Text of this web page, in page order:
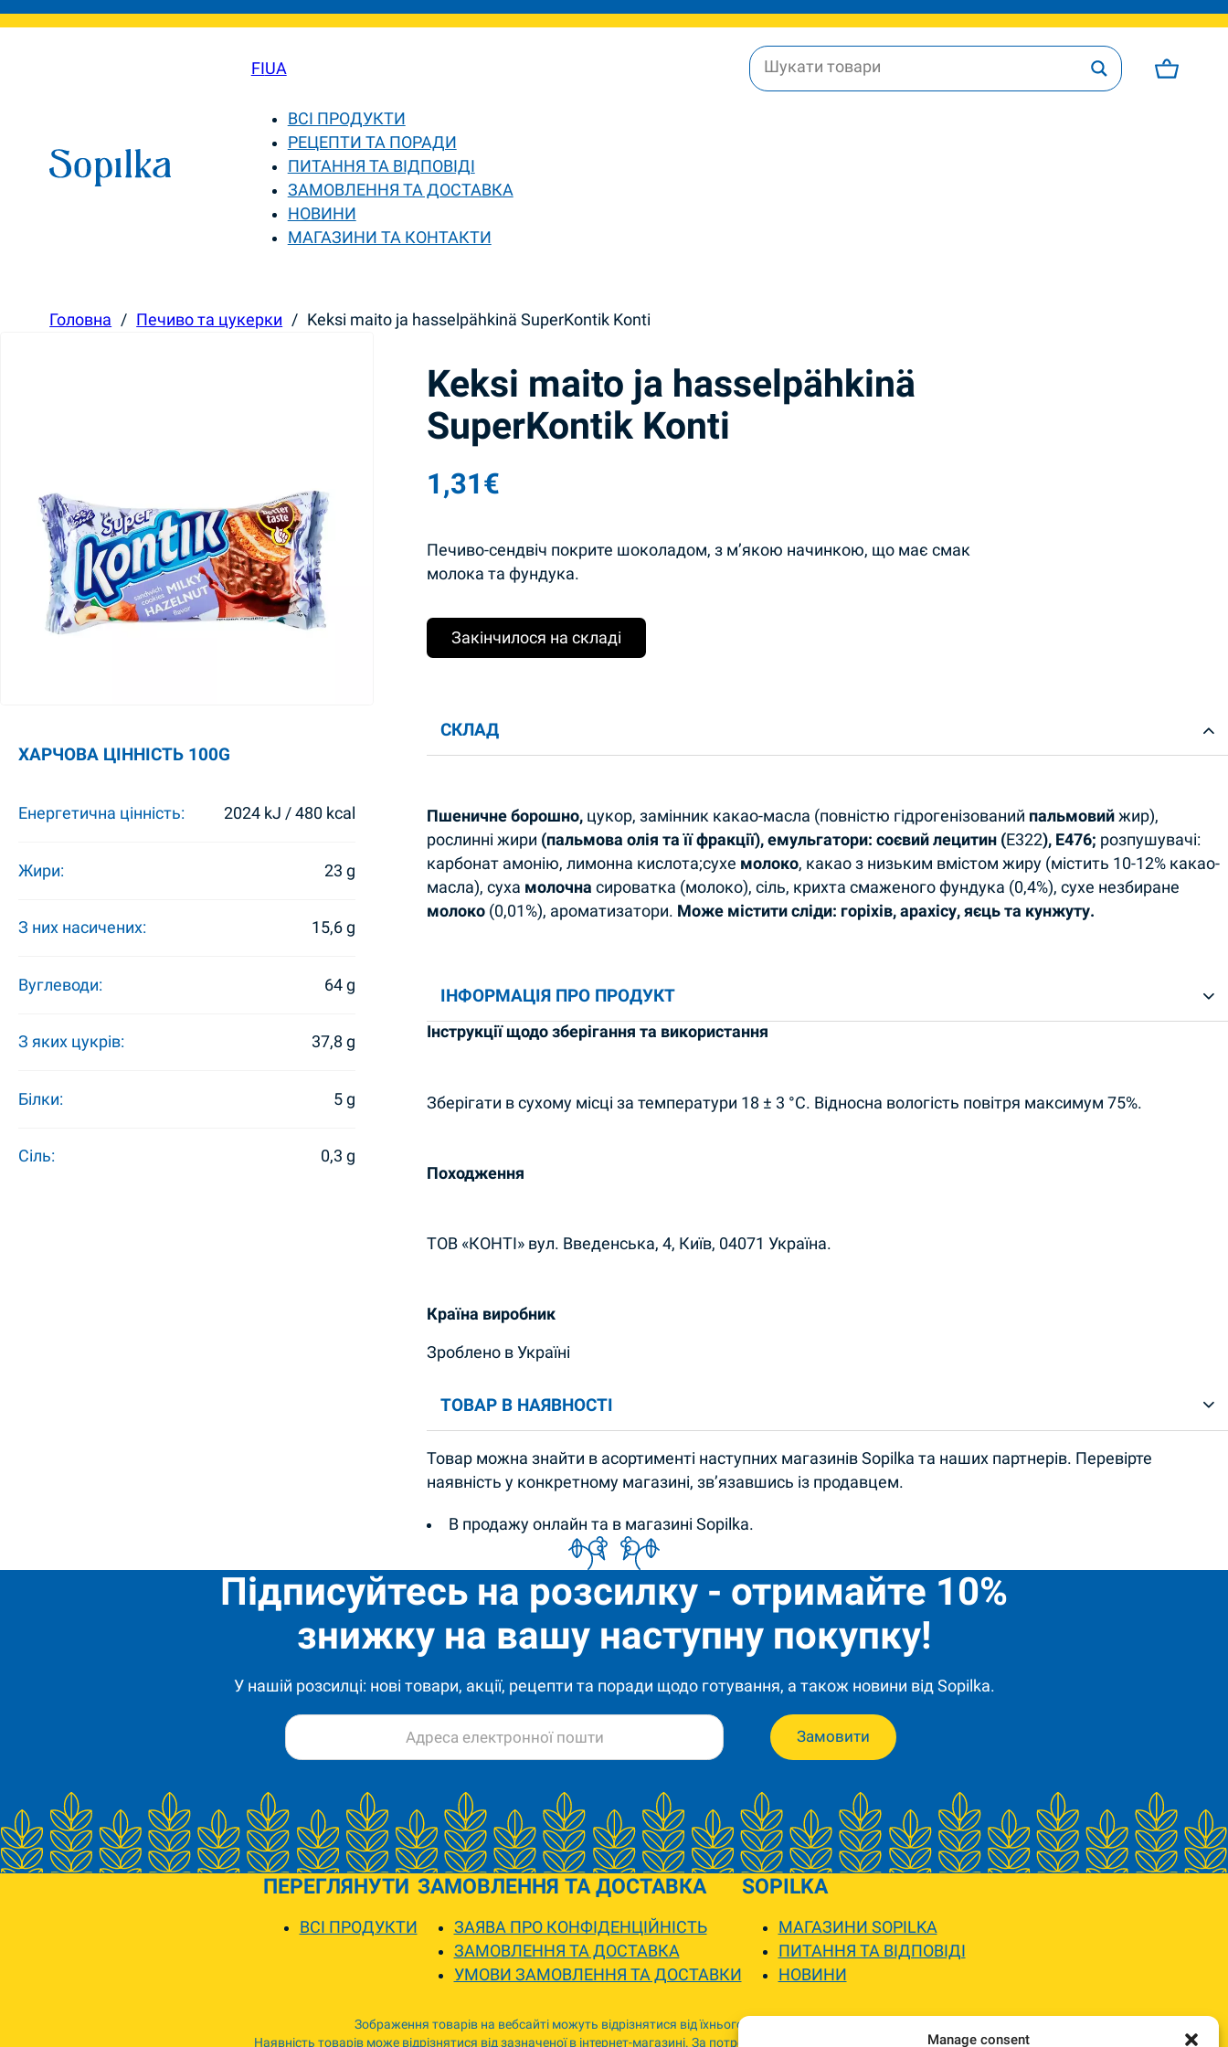
Manage consent
FIUA
ВСІ ПРОДУКТИ
РЕЦЕПТИ ТА ПОРАДИ
ПИТАННЯ ТА ВІДПОВІДІ
ЗАМОВЛЕННЯ ТА ДОСТАВКА
НОВИНИ
МАГАЗИНИ ТА КОНТАКТИ
Головна / Печиво та цукерки / Keksi maito ja hasselpähkinä SuperKontik Konti
Keksi maito ja hasselpähkinä
SuperKontik Konti
1,31€
Печиво-сендвіч покрите шоколадом, з м’якою начинкою, що має смак
молока та фундука.
Закінчилося на складі
ХАРЧОВА ЦІННІСТЬ 100G
Енергетична цінність: 2024 kJ / 480 kcal
Жири: 23 g
З них насичених: 15,6 g
Вуглеводи: 64 g
З яких цукрів: 37,8 g
Білки: 5 g
Сіль: 0,3 g
СКЛАД
Пшеничне борошно, цукор, замінник какао-масла (повністю гідрогенізований пальмовий жир),
рослинні жири (пальмова олія та її фракції), емульгатори: соєвий лецитин (Е322), Е476; розпушувачі:
карбонат амонію, лимонна кислота;сухе молоко, какао з низьким вмістом жиру (містить 10-12% какао-
масла), суха молочна сироватка (молоко), сіль, крихта смаженого фундука (0,4%), сухе незбиране
молоко (0,01%), ароматизатори. Може містити сліди: горіхів, арахісу, яєць та кунжуту.
ІНФОРМАЦІЯ ПРО ПРОДУКТ
Інструкції щодо зберігання та використання
Зберігати в сухому місці за температури 18 ± 3 °C. Відносна вологість повітря максимум 75%.
Походження
ТОВ «КОНТІ» вул. Введенська, 4, Київ, 04071 Україна.
Країна виробник
Зроблено в Україні
ТОВАР В НАЯВНОСТІ
Товар можна знайти в асортименті наступних магазинів Sopilka та наших партнерів. Перевірте
наявність у конкретному магазині, зв’язавшись із продавцем.
В продажу онлайн та в магазині Sopilka.
Підписуйтесь на розсилку - отримайте 10%
знижку на вашу наступну покупку!
У нашій розсилці: нові товари, акції, рецепти та поради щодо готування, а також новини від Sopilka.
Замовити
ПЕРЕГЛЯНУТИ
ВСІ ПРОДУКТИ
ЗАМОВЛЕННЯ ТА ДОСТАВКА
ЗАЯВА ПРО КОНФІДЕНЦІЙНІСТЬ
ЗАМОВЛЕННЯ ТА ДОСТАВКА
УМОВИ ЗАМОВЛЕННЯ ТА ДОСТАВКИ
SOPILKA
МАГАЗИНИ SOPILKA
ПИТАННЯ ТА ВІДПОВІДІ
НОВИНИ
Зображення товарів на вебсайті можуть відрізнятися від їхнього фактичного вигляду.
Наявність товарів може відрізнятися від зазначеної в інтернет-магазині. За потреби ми зв’яжемося та погодимо заміну.